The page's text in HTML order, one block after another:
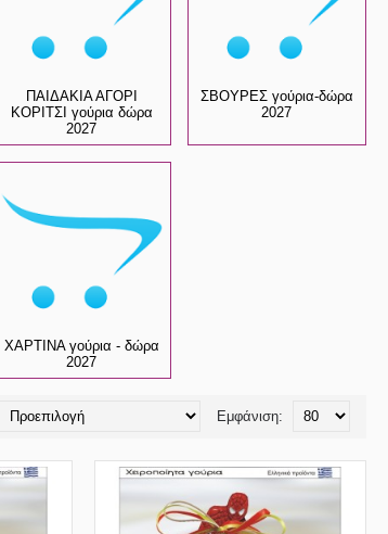
ΠΑΙΔΑΚΙΑ ΑΓΟΡΙ
ΚΟΡΙΤΣΙ γούρια δώρα
2027
ΣΒΟΥΡΕΣ γούρια-δώρα
2027
ΧΑΡΤΙΝΑ γούρια - δώρα
2027
Εμφάνιση: